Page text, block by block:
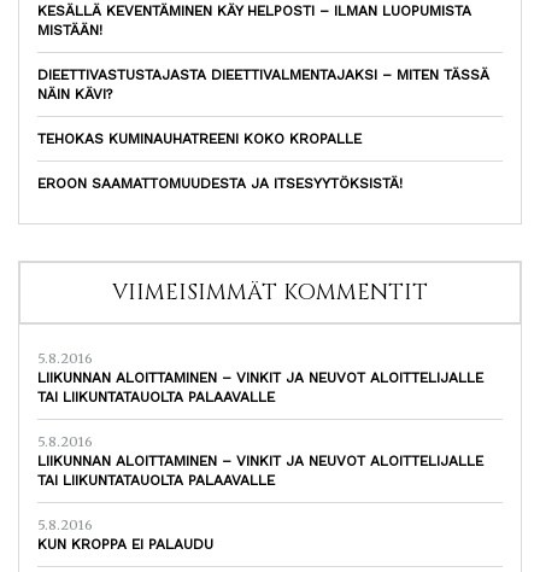
KESÄLLÄ KEVENTÄMINEN KÄY HELPOSTI – ILMAN LUOPUMISTA
MISTÄÄN!
DIEETTIVASTUSTAJASTA DIEETTIVALMENTAJAKSI – MITEN TÄSSÄ
NÄIN KÄVI?
TEHOKAS KUMINAUHATREENI KOKO KROPALLE
EROON SAAMATTOMUUDESTA JA ITSESYYTÖKSISTÄ!
VIIMEISIMMÄT KOMMENTIT
5.8.2016
LIIKUNNAN ALOITTAMINEN – VINKIT JA NEUVOT ALOITTELIJALLE
TAI LIIKUNTATAUOLTA PALAAVALLE
5.8.2016
LIIKUNNAN ALOITTAMINEN – VINKIT JA NEUVOT ALOITTELIJALLE
TAI LIIKUNTATAUOLTA PALAAVALLE
5.8.2016
KUN KROPPA EI PALAUDU